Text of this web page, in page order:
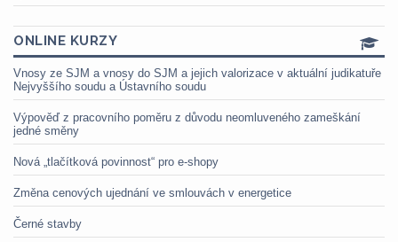
ONLINE KURZY
Vnosy ze SJM a vnosy do SJM a jejich valorizace v aktuální judikatuře
Nejvyššího soudu a Ústavního soudu
Výpověď z pracovního poměru z důvodu neomluveného zameškání
jedné směny
Nová „tlačítková povinnost“ pro e-shopy
Změna cenových ujednání ve smlouvách v energetice
Černé stavby